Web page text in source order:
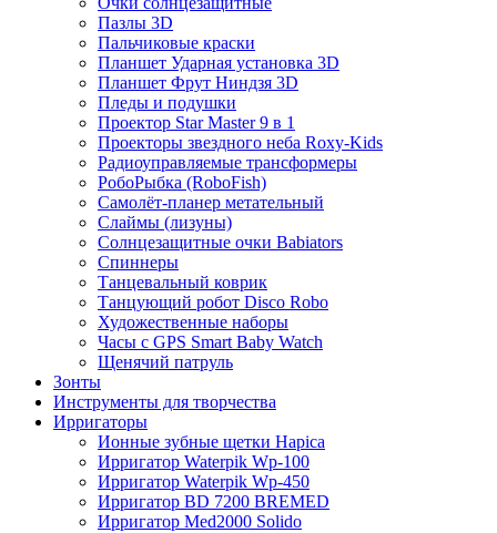
Пазлы 3D
Пальчиковые краски
Планшет Ударная установка 3D
Планшет Фрут Ниндзя 3D
Пледы и подушки
Проектор Star Master 9 в 1
Проекторы звездного неба Roxy-Kids
Радиоуправляемые трансформеры
РобоРыбка (RoboFish)
Самолёт-планер метательный
Слаймы (лизуны)
Солнцезащитные очки Babiators
Спиннеры
Танцевальный коврик
Танцующий робот Disco Robo
Художественные наборы
Часы с GPS Smart Baby Watch
Щенячий патруль
Зонты
Инструменты для творчества
Ирригаторы
Ионные зубные щетки Hapica
Ирригатор Waterpik Wp-100
Ирригатор Waterpik Wp-450
Ирригатор BD 7200 BREMED
Ирригатор Med2000 Solido